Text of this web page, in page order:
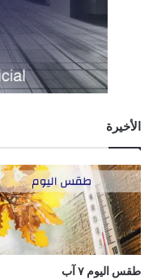
الأخيرة
طقس اليوم ٧ آب